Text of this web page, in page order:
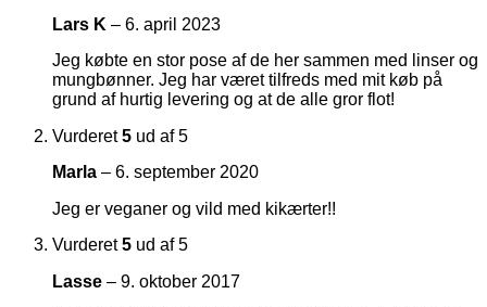
Lars K – 6. april 2023
Jeg købte en stor pose af de her sammen med linser og
mungbønner. Jeg har været tilfreds med mit køb på
grund af hurtig levering og at de alle gror flot!
Vurderet5 ud af 5
Marla – 6. september 2020
Jeg er veganer og vild med kikærter!!
Vurderet5 ud af 5
Lasse – 9. oktober 2017